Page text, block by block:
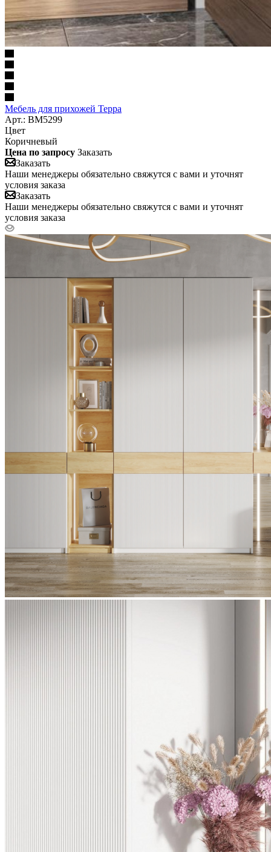
Мебель для прихожей Терра
Арт.: BM5299
Цвет
Коричневый
Цена по запросу Заказать
Заказать
Наши менеджеры обязательно свяжутся с вами и уточнят
условия заказа
Заказать
Наши менеджеры обязательно свяжутся с вами и уточнят
условия заказа